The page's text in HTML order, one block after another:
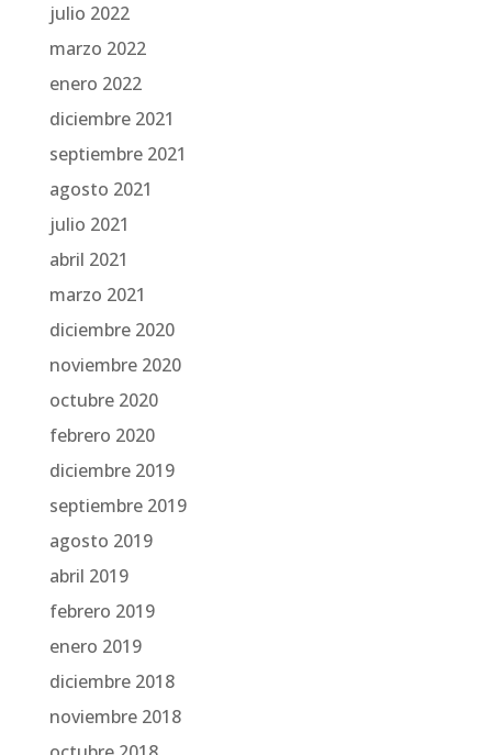
julio 2022
marzo 2022
enero 2022
diciembre 2021
septiembre 2021
agosto 2021
julio 2021
abril 2021
marzo 2021
diciembre 2020
noviembre 2020
octubre 2020
febrero 2020
diciembre 2019
septiembre 2019
agosto 2019
abril 2019
febrero 2019
enero 2019
diciembre 2018
noviembre 2018